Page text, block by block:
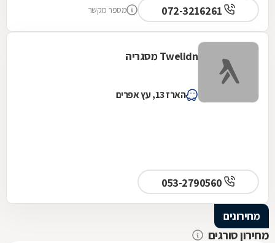
מספר מקשר
Twelidn מסגריה
הארז 13, עץ אפרים
מחירונים
מחירון סורגים